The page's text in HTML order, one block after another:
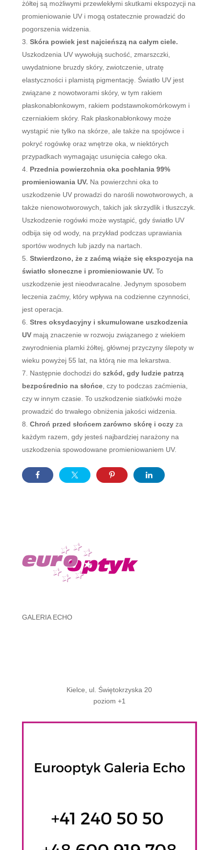
żółtej są możliwymi przewlekłymi skutkami ekspozycji na
promieniowanie UV i mogą ostatecznie prowadzić do
pogorszenia widzenia.
Skóra powiek jest najcieńszą na całym ciele.
Uszkodzenia UV wywołują suchość, zmarszczki,
uwydatnione bruzdy skóry, zwiotczenie, utratę
elastyczności i plamistą pigmentację. Światło UV jest
związane z nowotworami skóry, w tym rakiem
płaskonabłonkowym, rakiem podstawnokomórkowym i
czerniakiem skóry. Rak płaskonabłonkowy może
wystąpić nie tylko na skórze, ale także na spojówce i
pokryć rogówkę oraz wnętrze oka, w niektórych
przypadkach wymagając usunięcia całego oka.
Przednia powierzchnia oka pochłania 99%
promieniowania UV. Na powierzchni oka to
uszkodzenie UV prowadzi do narośli nowotworowych, a
także nienowotworowych, takich jak skrzydlik i tłuszczyk.
Uszkodzenie rogówki może wystąpić, gdy światło UV
odbija się od wody, na przykład podczas uprawiania
sportów wodnych lub jazdy na nartach.
Stwierdzono, że z zaćmą wiąże się ekspozycja na
światło słoneczne i promieniowanie UV. To
uszkodzenie jest nieodwracalne. Jedynym sposobem
leczenia zaćmy, który wpływa na codzienne czynności,
jest operacja.
Stres oksydacyjny i skumulowane uszkodzenia
UVmają znaczenie w rozwoju związanego z wiekiem
zwyrodnienia plamki żółtej, głównej przyczyny ślepoty w
wieku powyżej 55 lat, na którą nie ma lekarstwa.
Następnie dochodzi do szkód, gdy ludzie patrzą
bezpośrednio na słońce, czy to podczas zaćmienia,
czy w innym czasie. To uszkodzenie siatkówki może
prowadzić do trwałego obniżenia jakości widzenia.
Chroń przed słońcem zarówno skórę i oczyza
każdym razem, gdy jesteś najbardziej narażony na
uszkodzenia spowodowane promieniowaniem UV.
GALERIA ECHO
Kielce, ul. Świętokrzyska 20
poziom +1